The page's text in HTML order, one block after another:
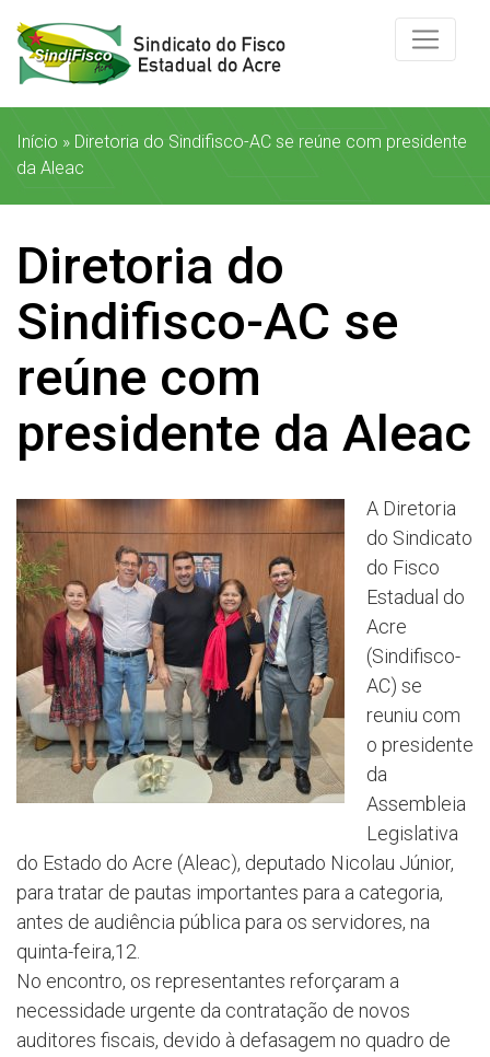
Início » Diretoria do Sindifisco-AC se reúne com presidente
da Aleac
Diretoria do
Sindifisco-AC se
reúne com
presidente da Aleac
A Diretoria
do Sindicato
do Fisco
Estadual do
Acre
(Sindifisco-
AC) se
reuniu com
o presidente
da
Assembleia
Legislativa
do Estado do Acre (Aleac), deputado Nicolau Júnior,
para tratar de pautas importantes para a categoria,
antes de audiência pública para os servidores, na
quinta-feira,12.
No encontro, os representantes reforçaram a
necessidade urgente da contratação de novos
auditores fiscais, devido à defasagem no quadro de